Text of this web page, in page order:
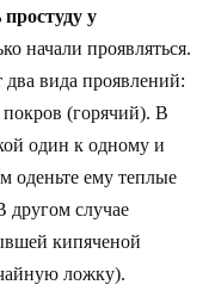
у
начали проявляться.
вида проявлений:
(горячий). В
один к одному и
оденьте ему теплые
другом случае
кипяченой
ложку).